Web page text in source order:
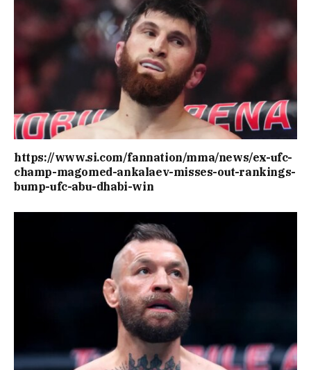
https://www.si.com/fannation/mma/news/ex-ufc-
champ-magomed-ankalaev-misses-out-rankings-
bump-ufc-abu-dhabi-win